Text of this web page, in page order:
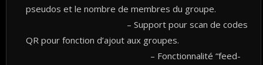
pseudos et le nombre de membres du groupe.
– Support pour scan de codes
QR pour fonction d’ajout aux groupes.
– Fonctionnalité “feed-